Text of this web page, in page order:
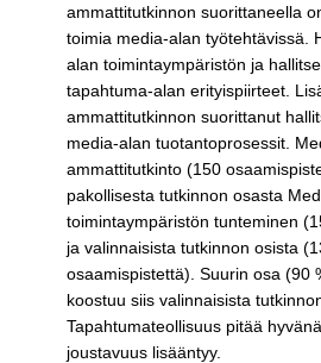
ammattitutkinnon suorittaneella
toimia media-­alan työtehtävissä.
alan toimintaympäristön ja
tapahtuma-alan­ erityispiirteet.
ammattitutkinnon suorittanut
media-­alan tuotantoprosessit.
ammattitutkinto (150
pakollisesta tutkinnon osasta
toimintaympäristön tunteminen
ja valinnaisista tutkinnon osista
osaamispistettä). Suurin osa (90
koostuu siis valinnaisista
Tapahtumateollisuus pitää
joustavuus lisääntyy.